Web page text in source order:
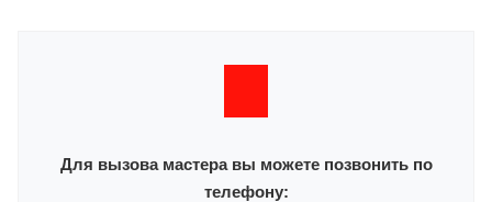
Для вызова мастера вы можете позвонить по
телефону: